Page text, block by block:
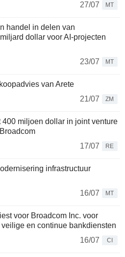
27/07
MT
handel in delen van
dollar voor AI-projecten
23/07
MT
van Arete
21/07
ZM
miljoen dollar in joint venture
17/07
RE
infrastructuur
16/07
MT
voor Broadcom Inc. voor
en continue bankdiensten
16/07
CI